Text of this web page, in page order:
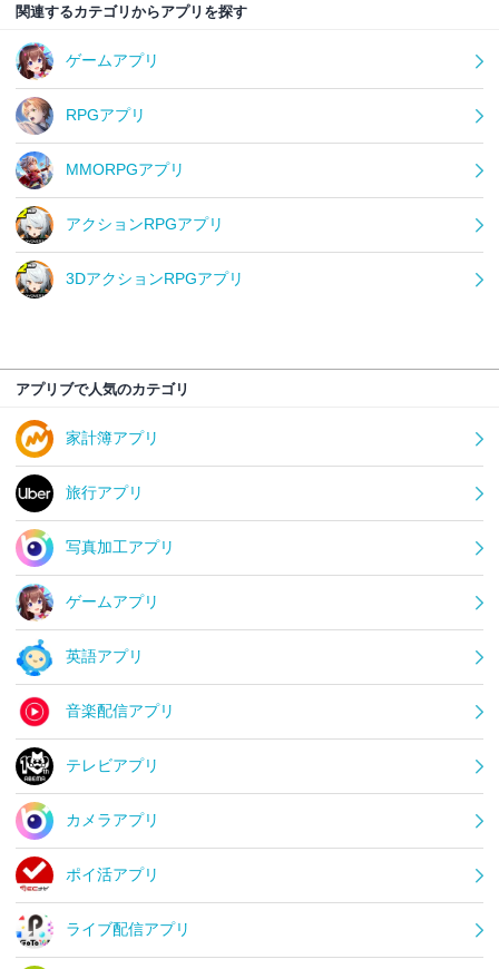
関連するカテゴリからアプリを探す
ゲームアプリ
RPGアプリ
MMORPGアプリ
アクションRPGアプリ
3DアクションRPGアプリ
アプリブで人気のカテゴリ
家計簿アプリ
旅行アプリ
写真加工アプリ
ゲームアプリ
英語アプリ
音楽配信アプリ
テレビアプリ
カメラアプリ
ポイ活アプリ
ライブ配信アプリ